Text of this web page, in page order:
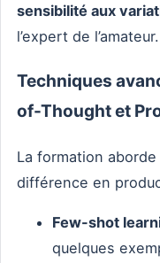
sensibilité aux
l’expert de l’amateur.
Techniques
of-Thought et
La formation
différence en
Few-shot
quelques